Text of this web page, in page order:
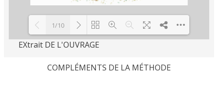
1/10
EXtrait DE L'OUVRAGE
COMPLÉMENTS DE LA MÉTHODE